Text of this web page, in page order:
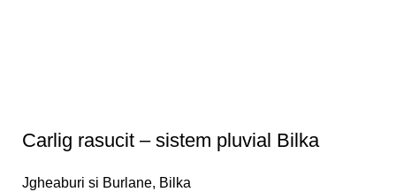
Carlig rasucit – sistem pluvial Bilka
Jgheaburi si Burlane, Bilka